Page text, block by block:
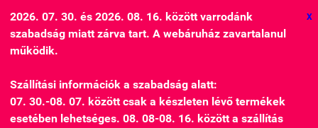
2026. 07. 30. és 2026. 08. 16. között varrodánk
szabadság miatt zárva tart. A webáruház zavartalanul
működik.
Szállítási információk a szabadság alatt:
07. 30.-08. 07. között csak a készleten lévő termékek
esetében lehetséges. 08. 08-08. 16. között a szállítás
X